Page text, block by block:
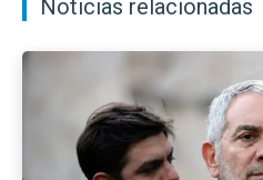
Noticias relacionadas